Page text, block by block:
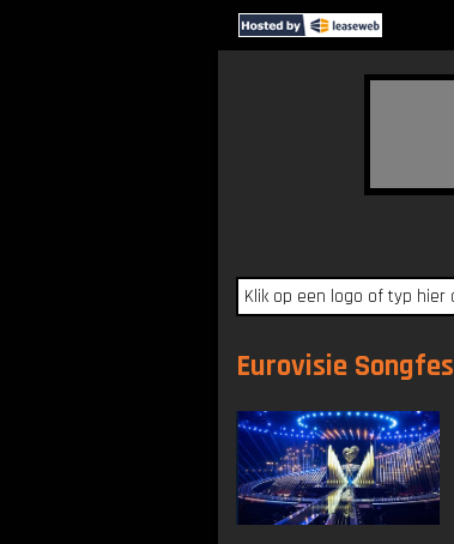
Eurovisie